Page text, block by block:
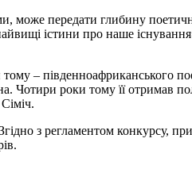
може передати глибину
істини про наше
– південноафриканського
Чотири роки тому її отримав
з регламентом конкурсу,